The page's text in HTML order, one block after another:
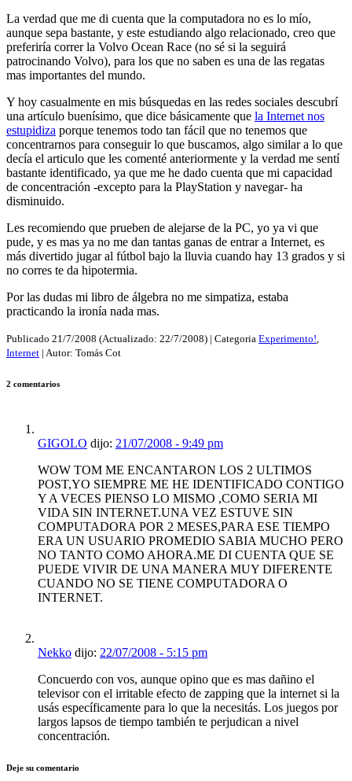
La verdad que me di cuenta que la computadora no es lo mío,
aunque sepa bastante, y este estudiando algo relacionado, creo que
preferiría correr la Volvo Ocean Race (no sé si la seguirá
patrocinando Volvo), para los que no saben es una de las regatas
mas importantes del mundo.
Y hoy casualmente en mis búsquedas en las redes sociales descubrí
una artículo buenísimo, que dice básicamente que la Internet nos
estupidiza porque tenemos todo tan fácil que no tenemos que
concentrarnos para conseguir lo que buscamos, algo similar a lo que
decía el articulo que les comenté anteriormente y la verdad me sentí
bastante identificado, ya que me he dado cuenta que mi capacidad
de concentración -excepto para la PlayStation y navegar- ha
disminuido.
Les recomiendo que prueben de alejarse de la PC, yo ya vi que
pude, y es mas ya no me dan tantas ganas de entrar a Internet, es
más divertido jugar al fútbol bajo la lluvia cuando hay 13 grados y si
no corres te da hipotermia.
Por las dudas mi libro de álgebra no me simpatiza, estaba
practicando la ironía nada mas.
Publicado 21/7/2008 (Actualizado: 22/7/2008) | Categoria Experimento!,
Internet | Autor: Tomás Cot
2 comentarios
GIGOLO dijo: 21/07/2008 - 9:49 pm
WOW TOM ME ENCANTARON LOS 2 ULTIMOS
POST,YO SIEMPRE ME HE IDENTIFICADO CONTIGO
Y A VECES PIENSO LO MISMO ,COMO SERIA MI
VIDA SIN INTERNET.UNA VEZ ESTUVE SIN
COMPUTADORA POR 2 MESES,PARA ESE TIEMPO
ERA UN USUARIO PROMEDIO SABIA MUCHO PERO
NO TANTO COMO AHORA.ME DI CUENTA QUE SE
PUEDE VIVIR DE UNA MANERA MUY DIFERENTE
CUANDO NO SE TIENE COMPUTADORA O
INTERNET.
Nekko dijo: 22/07/2008 - 5:15 pm
Concuerdo con vos, aunque opino que es mas dañino el
televisor con el irritable efecto de zapping que la internet si la
usás específicamente para lo que la necesitás. Los juegos por
largos lapsos de tiempo también te perjudican a nivel
concentración.
Deje su comentario